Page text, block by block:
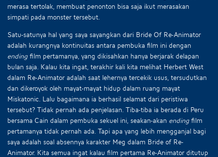
merasa tertolak, membuat penonton bisa saja ikut merasakan
simpati pada monster tersebut.
Satu-satunya hal yang saya sayangkan dari Bride Of Re-Animator
adalah kurangnya kontinuitas antara pembuka film ini dengan
ending film pertamanya, yang dikisahkan hanya berjarak delapan
bulan saja. Kalau kita ingat, terakhir kali kita melihat Herbert West
dalam Re-Animator adalah saat lehernya tercekik usus, tersudutkan
dan dikeroyok oleh mayat-mayat hidup dalam ruang mayat
Miskatonic. Lalu bagaimana ia berhasil selamat dari peristiwa
tersebut? Tidak pernah ada penjelasan. Tiba-tiba ia berada di Peru
bersama Cain dalam pembuka sekuel ini, seakan-akan ending film
pertamanya tidak pernah ada. Tapi apa yang lebih mengganjal bagi
saya adalah soal absennya karakter Meg dalam Bride of Re-
Animator. Kita semua ingat kalau film pertama Re-Animator ditutup